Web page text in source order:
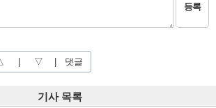
등록
▽ 댓글
기사 목록